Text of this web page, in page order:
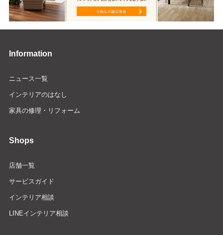
Information
ニュース一覧
インテリアのはなし
家具の修理・リフォーム
Shops
店舗一覧
サービスガイド
インテリア相談
LINEインテリア相談